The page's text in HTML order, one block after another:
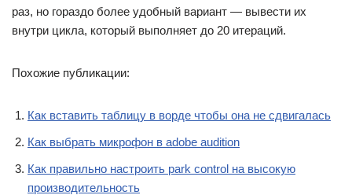
раз, но гораздо более удобный вариант — вывести их
внутри цикла, который выполняет до 20 итераций.
Похожие публикации:
Как вставить таблицу в ворде чтобы она не сдвигалась
Как выбрать микрофон в adobe audition
Как правильно настроить park control на высокую
производительность